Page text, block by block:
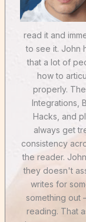
read it and
to see it. John
that a lot of
how to
properly.
Integrations,
Hacks, and
always get
consistency
the reader.
they doesn't
writes for
something out
reading. That